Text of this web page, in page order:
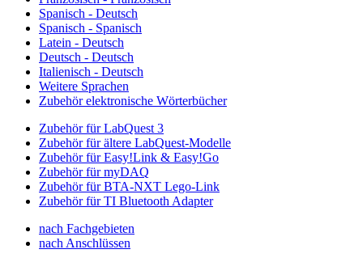
Spanisch - Deutsch
Spanisch - Spanisch
Latein - Deutsch
Deutsch - Deutsch
Italienisch - Deutsch
Weitere Sprachen
Zubehör elektronische Wörterbücher
Zubehör für LabQuest 3
Zubehör für ältere LabQuest-Modelle
Zubehör für Easy!Link & Easy!Go
Zubehör für myDAQ
Zubehör für BTA-NXT Lego-Link
Zubehör für TI Bluetooth Adapter
nach Fachgebieten
nach Anschlüssen